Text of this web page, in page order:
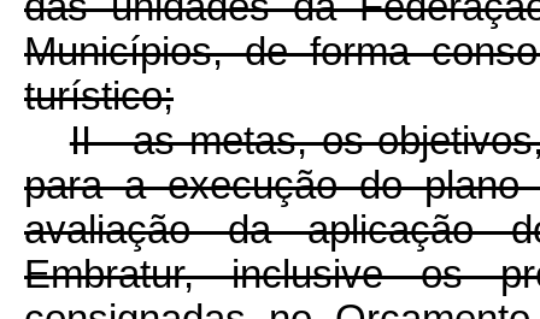
Municípios, de forma
turístico;
II - as metas, os
para a execução do
avaliação da aplicação
Embratur, inclusive os